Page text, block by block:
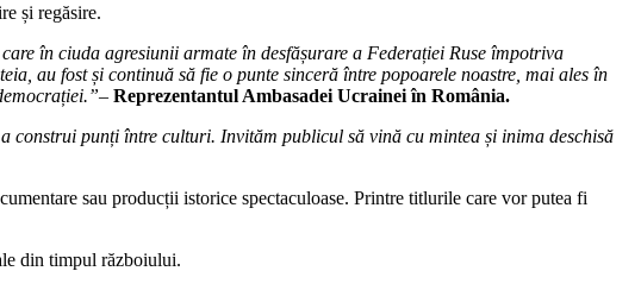
și regăsire.
în ciuda agresiunii armate în desfășurare a Federației Ruse împotriva
au fost și continuă să fie o punte sinceră între popoarele noastre, mai ales în
– Reprezentantul Ambasadei Ucrainei în România.
construi punți între culturi. Invităm publicul să vină cu mintea și inima deschisă
sau producții istorice spectaculoase. Printre titlurile care vor putea fi
din timpul războiului.